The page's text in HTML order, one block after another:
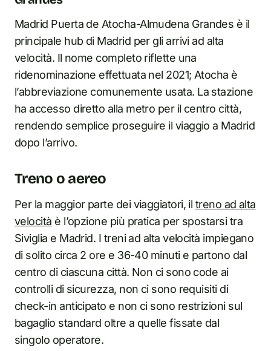
Madrid Puerta de Atocha-Almudena Grandes è il
principale hub di Madrid per gli arrivi ad alta
velocità. Il nome completo riflette una
ridenominazione effettuata nel 2021; Atocha è
l’abbreviazione comunemente usata. La stazione
ha accesso diretto alla metro per il centro città,
rendendo semplice proseguire il viaggio a Madrid
dopo l’arrivo.
Treno o aereo
Per la maggior parte dei viaggiatori, il treno ad alta
velocità è l’opzione più pratica per spostarsi tra
Siviglia e Madrid. I treni ad alta velocità impiegano
di solito circa 2 ore e 36-40 minuti e partono dal
centro di ciascuna città. Non ci sono code ai
controlli di sicurezza, non ci sono requisiti di
check-in anticipato e non ci sono restrizioni sul
bagaglio standard oltre a quelle fissate dal
singolo operatore.